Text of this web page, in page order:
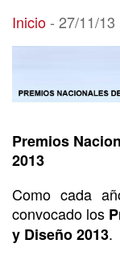
27/11/13
Inicio- 27/11/13
Premios
2013
Como cada
convocado los
y Diseño 2013.